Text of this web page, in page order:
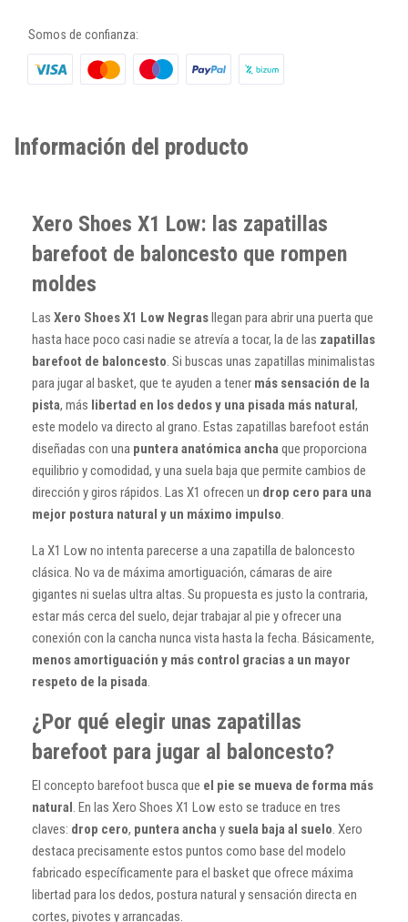
Somos de confianza:
Información del producto
Xero Shoes X1 Low: las zapatillas
barefoot de baloncesto que rompen
moldes
Las Xero Shoes X1 Low Negrasllegan para abrir una puerta que
hasta hace poco casi nadie se atrevía a tocar, la de las zapatillas
barefoot de baloncesto. Si buscas unas zapatillas minimalistas
para jugar al basket, que te ayuden a tener más sensación de la
pista, más libertad en los dedos y una pisada más natural,
este modelo va directo al grano. Estas zapatillas barefoot están
diseñadas con una puntera anatómica anchaque proporciona
equilibrio y comodidad, y una suela baja que permite cambios de
dirección y giros rápidos. Las X1 ofrecen un drop cero para una
mejor postura natural y un máximo impulso.
La X1 Low no intenta parecerse a una zapatilla de baloncesto
clásica. No va de máxima amortiguación, cámaras de aire
gigantes ni suelas ultra altas. Su propuesta es justo la contraria,
estar más cerca del suelo, dejar trabajar al pie y ofrecer una
conexión con la cancha nunca vista hasta la fecha. Básicamente,
menos amortiguación y más control gracias a un mayor
respeto de la pisada.
¿Por qué elegir unas zapatillas
barefoot para jugar al baloncesto?
El concepto barefoot busca que el pie se mueva de forma más
natural. En las Xero Shoes X1 Low esto se traduce en tres
claves: drop cero, puntera anchay suela baja al suelo. Xero
destaca precisamente estos puntos como base del modelo
fabricado específicamente para el basket que ofrece máxima
libertad para los dedos, postura natural y sensación directa en
cortes, pivotes y arrancadas.